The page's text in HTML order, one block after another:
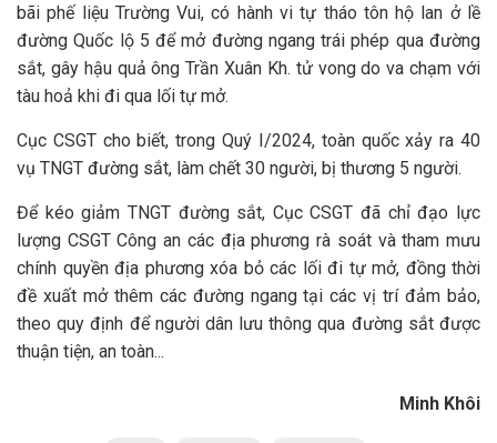
bãi phế liệu Trường Vui, có hành vi tự tháo tôn hộ lan ở lề
đường Quốc lộ 5 để mở đường ngang trái phép qua đường
sắt, gây hậu quả ông Trần Xuân Kh. tử vong do va chạm với
tàu hoả khi đi qua lối tự mở.
Cục CSGT cho biết, trong Quý I/2024, toàn quốc xảy ra 40
vụ TNGT đường sắt, làm chết 30 người, bị thương 5 người.
Để kéo giảm TNGT đường sắt, Cục CSGT đã chỉ đạo lực
lượng CSGT Công an các địa phương rà soát và tham mưu
chính quyền địa phương xóa bỏ các lối đi tự mở, đồng thời
đề xuất mở thêm các đường ngang tại các vị trí đảm bảo,
theo quy định để người dân lưu thông qua đường sắt được
thuận tiện, an toàn...
Minh Khôi